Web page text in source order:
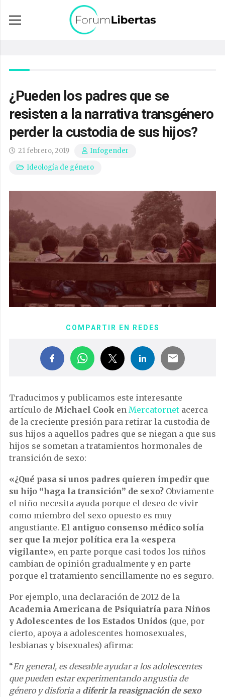
¿Pueden los padres que se
resisten a la narrativa transgénero
perder la custodia de sus hijos?
21 febrero, 2019
Infogender
Ideología de género
COMPARTIR EN REDES
Traducimos y publicamos este interesante
artículo de Michael Cook en Mercatornet acerca
de la creciente presión para retirar la custodia de
sus hijos a aquellos padres que se niegan a que sus
hijos se sometan a tratamientos hormonales de
transición de sexo:
«¿Qué pasa si unos padres quieren impedir que
su hijo “haga la transición” de sexo? Obviamente
el niño necesita ayuda porque el deseo de vivir
como miembro del sexo opuesto es muy
angustiante. El antiguo consenso médico solía
ser que la mejor política era la «espera
vigilante», en parte porque casi todos los niños
cambian de opinión gradualmente y en parte
porque el tratamiento sencillamente no es seguro.
Por ejemplo, una declaración de 2012 de la
Academia Americana de Psiquiatría para Niños
y Adolescentes de los Estados Unidos (que, por
cierto, apoya a adolescentes homosexuales,
lesbianas y bisexuales) afirma:
“En general, es deseable ayudar a los adolescentes
que pueden estar experimentando angustia de
género y disforia a diferir la reasignación de sexo